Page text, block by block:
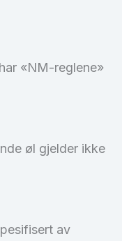
«NM-reglene»
øl gjelder ikke
av